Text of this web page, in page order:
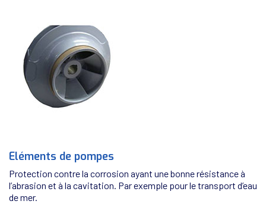
Eléments de pompes
Protection contre la corrosion ayant une bonne résistance à
l’abrasion et à la cavitation. Par exemple pour le transport d’eau
de mer.